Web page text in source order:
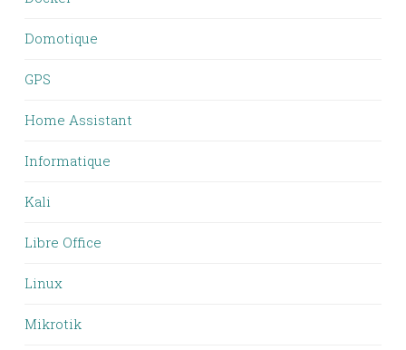
Domotique
GPS
Home Assistant
Informatique
Kali
Libre Office
Linux
Mikrotik